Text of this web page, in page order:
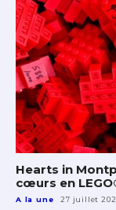
Hearts in
cœurs en
A la une 27 juillet